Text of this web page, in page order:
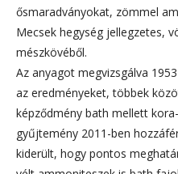
ősmaradványokat, zömmel
Mecsek hegység jellegzetes,
mészkövéből.
Az anyagot megvizsgálva
az eredményeket, többek
képződmény bath mellett
gyűjtemény 2011-ben
kiderült, hogy pontos